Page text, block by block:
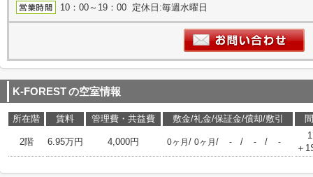
10：00～19：00 定休日:毎週水曜日
K-FORESTの空室情報
所在階 賃料 管理費・共益費 敷金/礼金/保証金/償却/敷引
2階 6.95万円 4,000円 0ヶ月 / 0ヶ月 / - / - / -
＋